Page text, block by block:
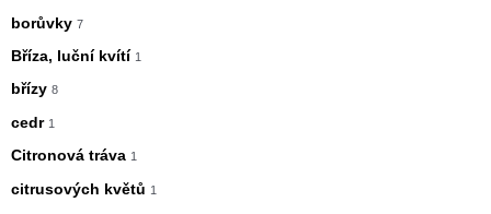
borůvky 7
Bříza, luční kvítí 1
břízy 8
cedr 1
Citronová tráva 1
citrusových květů 1